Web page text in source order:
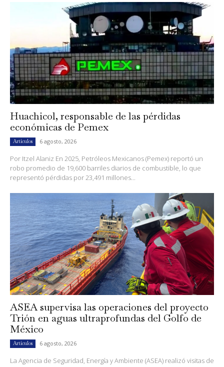
Huachicol, responsable de las pérdidas
económicas de Pemex
Artículos 6 agosto, 2026
Por Itzel Alaniz En 2025, Petróleos Mexicanos (Pemex) reportó un
robo promedio de 19,600 barriles diarios de combustible, lo que
representó pérdidas por 23,491 millones...
ASEA supervisa las operaciones del proyecto
Trión en aguas ultraprofundas del Golfo de
México
Artículos 6 agosto, 2026
La Agencia de Seguridad, Energía y Ambiente (ASEA) realizó visitas de